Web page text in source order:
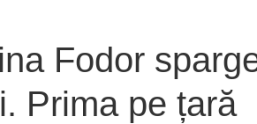
Fodor
Prima pe țară